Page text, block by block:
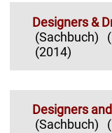
Designers &
(Sachbuch)
(2014)
Designers
(Sachbuch)